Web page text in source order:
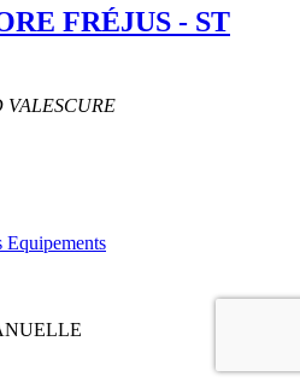
FRÉJUS - ST
VALESCURE
Equipements